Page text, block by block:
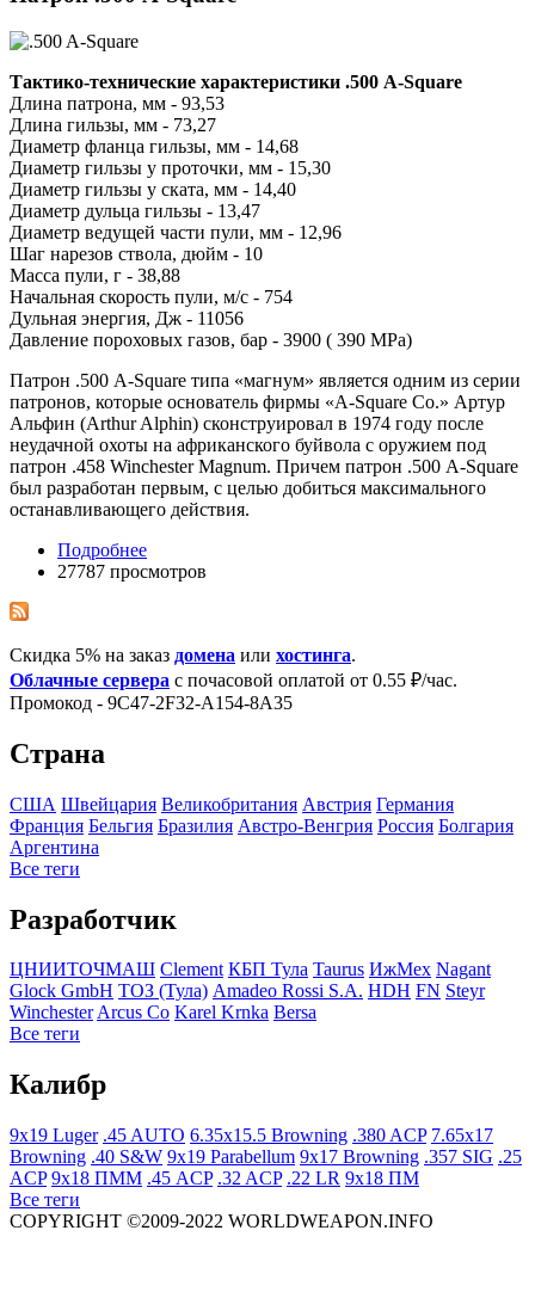
Тактико-технические характеристики .500 A-Square
Длина патрона, мм - 93,53
Длина гильзы, мм - 73,27
Диаметр фланца гильзы, мм - 14,68
Диаметр гильзы у проточки, мм - 15,30
Диаметр гильзы у ската, мм - 14,40
Диаметр дульца гильзы - 13,47
Диаметр ведущей части пули, мм - 12,96
Шаг нарезов ствола, дюйм - 10
Масса пули, г - 38,88
Начальная скорость пули, м/с - 754
Дульная энергия, Дж - 11056
Давление пороховых газов, бар - 3900 ( 390 МРа)
Патрон .500 A-Square типа «магнум» является одним из серии
патронов, которые основатель фирмы «А-Square Co.» Артур
Альфин (Arthur Alphin) сконструировал в 1974 году после
неудачной охоты на африканского буйвола с оружием под
патрон .458 Winchester Magnum. Причем патрон .500 A-Square
был разработан первым, с целью добиться максимального
останавливающего действия.
Подробнее
27787 просмотров
Скидка 5% на заказ домена или хостинга.
Облачные сервера с почасовой оплатой от 0.55 ₽/час.
Промокод - 9C47-2F32-A154-8A35
Страна
США Швейцария Великобритания Австрия Германия
Франция Бельгия Бразилия Австро-Венгрия Росcия Болгария
Аргентина
Все теги
Разработчик
ЦНИИТОЧМАШ Clement КБП Тула Taurus ИжМех Nagant
Glock GmbH ТОЗ (Тула) Amadeo Rossi S.A. HDH FN Steyr
WinchesterArcus Co Karel Krnka Bersa
Все теги
Калибр
9x19 Luger .45 AUTO 6.35x15.5 Browning .380 ACP 7.65x17
Browning .40 S&W 9x19 Parabellum 9x17 Browning .357 SIG .25
ACP 9x18 ПММ .45 ACP .32 ACP .22 LR 9x18 ПМ
Все теги
COPYRIGHT ©2009-2022 WORLDWEAPON.INFO